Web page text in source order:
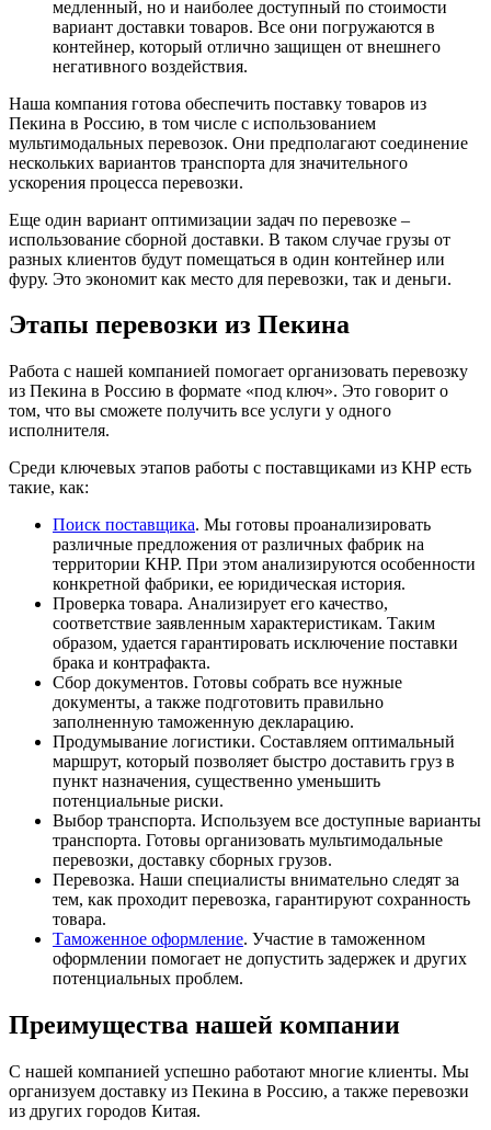
медленный, но и наиболее доступный по стоимости
вариант доставки товаров. Все они погружаются в
контейнер, который отлично защищен от внешнего
негативного воздействия.
Наша компания готова обеспечить поставку товаров из
Пекина в Россию, в том числе с использованием
мультимодальных перевозок. Они предполагают соединение
нескольких вариантов транспорта для значительного
ускорения процесса перевозки.
Еще один вариант оптимизации задач по перевозке –
использование сборной доставки. В таком случае грузы от
разных клиентов будут помещаться в один контейнер или
фуру. Это экономит как место для перевозки, так и деньги.
Этапы перевозки из Пекина
Работа с нашей компанией помогает организовать перевозку
из Пекина в Россию в формате «под ключ». Это говорит о
том, что вы сможете получить все услуги у одного
исполнителя.
Среди ключевых этапов работы с поставщиками из КНР есть
такие, как:
Поиск поставщика. Мы готовы проанализировать
различные предложения от различных фабрик на
территории КНР. При этом анализируются особенности
конкретной фабрики, ее юридическая история.
Проверка товара. Анализирует его качество,
соответствие заявленным характеристикам. Таким
образом, удается гарантировать исключение поставки
брака и контрафакта.
Сбор документов. Готовы собрать все нужные
документы, а также подготовить правильно
заполненную таможенную декларацию.
Продумывание логистики. Составляем оптимальный
маршрут, который позволяет быстро доставить груз в
пункт назначения, существенно уменьшить
потенциальные риски.
Выбор транспорта. Используем все доступные варианты
транспорта. Готовы организовать мультимодальные
перевозки, доставку сборных грузов.
Перевозка. Наши специалисты внимательно следят за
тем, как проходит перевозка, гарантируют сохранность
товара.
Таможенное оформление. Участие в таможенном
оформлении помогает не допустить задержек и других
потенциальных проблем.
Преимущества нашей компании
С нашей компанией успешно работают многие клиенты. Мы
организуем доставку из Пекина в Россию, а также перевозки
из других городов Китая.